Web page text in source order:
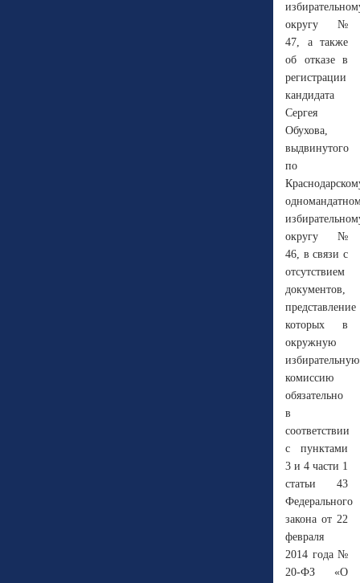
округу №
47, а также
об отказе в
регистрации
кандидата
Сергея
Обухова,
выдвинутого
по
округу №
46, в связи с
отсутствием
документов,
представление
которых в
окружную
избирательную
комиссию
обязательно
в
соответствии
с пунктами
3 и 4 части 1
статьи 43
Федерального
закона от 22
февраля
2014 года №
20-ФЗ «О